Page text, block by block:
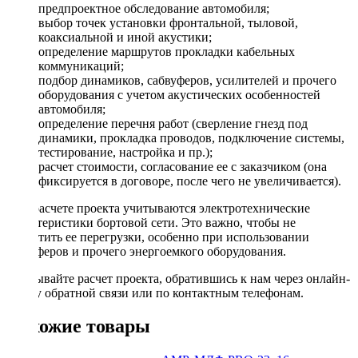
предпроектное обследование автомобиля;
выбор точек установки фронтальной, тыловой,
коаксиальной и иной акустики;
определение маршрутов прокладки кабельных
коммуникаций;
подбор динамиков, сабвуферов, усилителей и прочего
оборудования с учетом акустических особенностей
автомобиля;
определение перечня работ (сверление гнезд под
динамики, прокладка проводов, подключение системы,
тестирование, настройка и пр.);
расчет стоимости, согласование ее с заказчиком (она
фиксируется в договоре, после чего не увеличивается).
При расчете проекта учитываются электротехнические
характеристики бортовой сети. Это важно, чтобы не
допустить ее перегрузки, особенно при использовании
сабвуферов и прочего энергоемкого оборудования.
Заказывайте расчет проекта, обратившись к нам через онлайн-
форму обратной связи или по контактным телефонам.
Похожие товары